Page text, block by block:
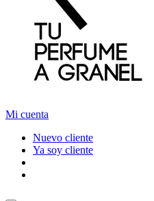
Mi cuenta
Nuevo cliente
Ya soy cliente